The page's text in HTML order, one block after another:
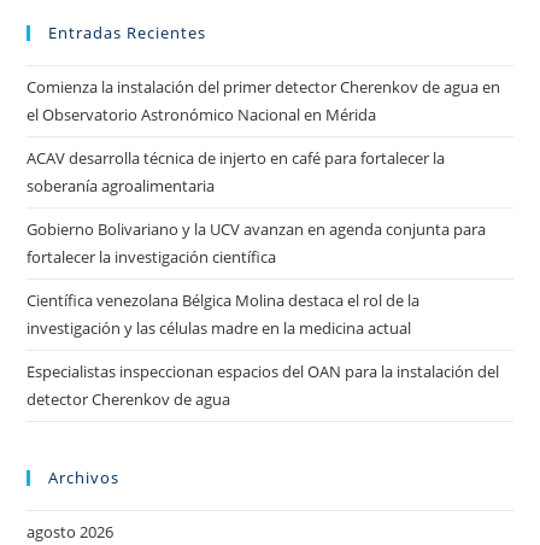
Entradas Recientes
Comienza la instalación del primer detector Cherenkov de agua en
el Observatorio Astronómico Nacional en Mérida
ACAV desarrolla técnica de injerto en café para fortalecer la
soberanía agroalimentaria
Gobierno Bolivariano y la UCV avanzan en agenda conjunta para
fortalecer la investigación científica
Científica venezolana Bélgica Molina destaca el rol de la
investigación y las células madre en la medicina actual
Especialistas inspeccionan espacios del OAN para la instalación del
detector Cherenkov de agua
Archivos
agosto 2026